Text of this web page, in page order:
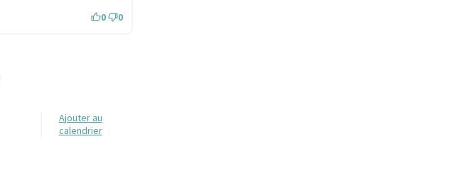
0 0
Ajouter au
calendrier